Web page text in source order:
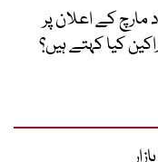
مارچ کے اعلان پر
کیا کہتے ہیں؟